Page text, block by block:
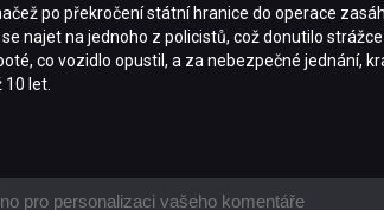
po překročení státní hranice do operace
najet na jednoho z policistů, což donutilo
co vozidlo opustil, a za nebezpečné jednání,
let.